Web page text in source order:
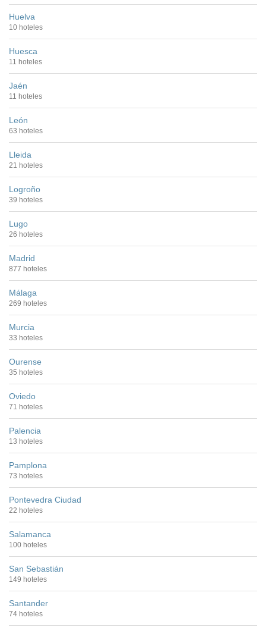
Huelva
10 hoteles
Huesca
11 hoteles
Jaén
11 hoteles
León
63 hoteles
Lleida
21 hoteles
Logroño
39 hoteles
Lugo
26 hoteles
Madrid
877 hoteles
Málaga
269 hoteles
Murcia
33 hoteles
Ourense
35 hoteles
Oviedo
71 hoteles
Palencia
13 hoteles
Pamplona
73 hoteles
Pontevedra Ciudad
22 hoteles
Salamanca
100 hoteles
San Sebastián
149 hoteles
Santander
74 hoteles